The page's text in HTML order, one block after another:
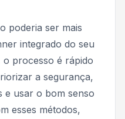
poderia ser mais
integrado do seu
processo é rápido
a segurança,
​​e usar o bom senso
esses métodos,